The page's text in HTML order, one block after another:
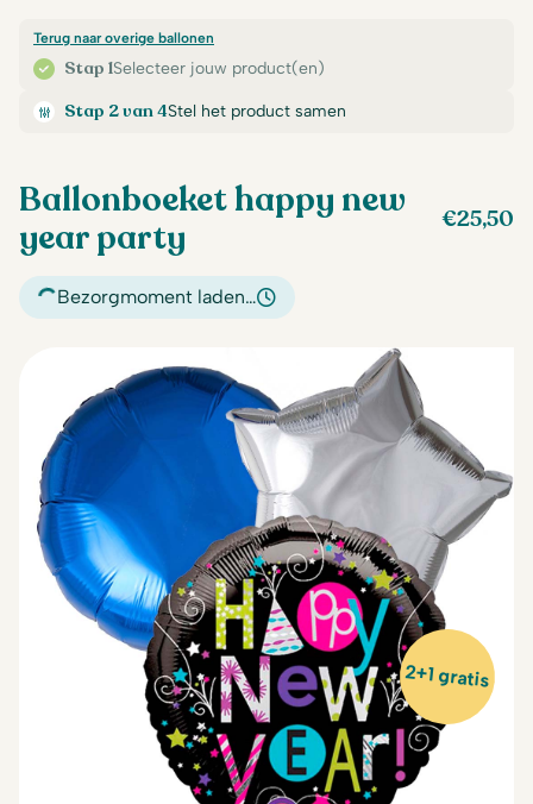
Stap 1Selecteer jouw product(en)
Terug naar overige ballonen
Stap 2 van 4Stel het product samen
Ballonboeket happy new
year party
€25,50
Bezorgmoment laden…
2+1 gratis